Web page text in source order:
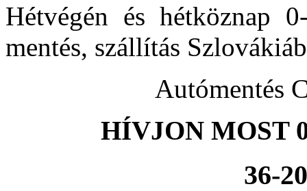
Hétvégén és hétköznap
mentés, szállítás
Autómentés
HÍVJON MOST
36-